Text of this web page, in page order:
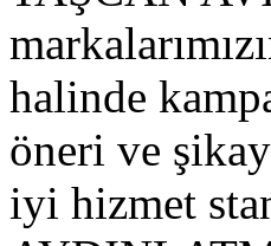
halinde
öneri ve
iyi hizmet